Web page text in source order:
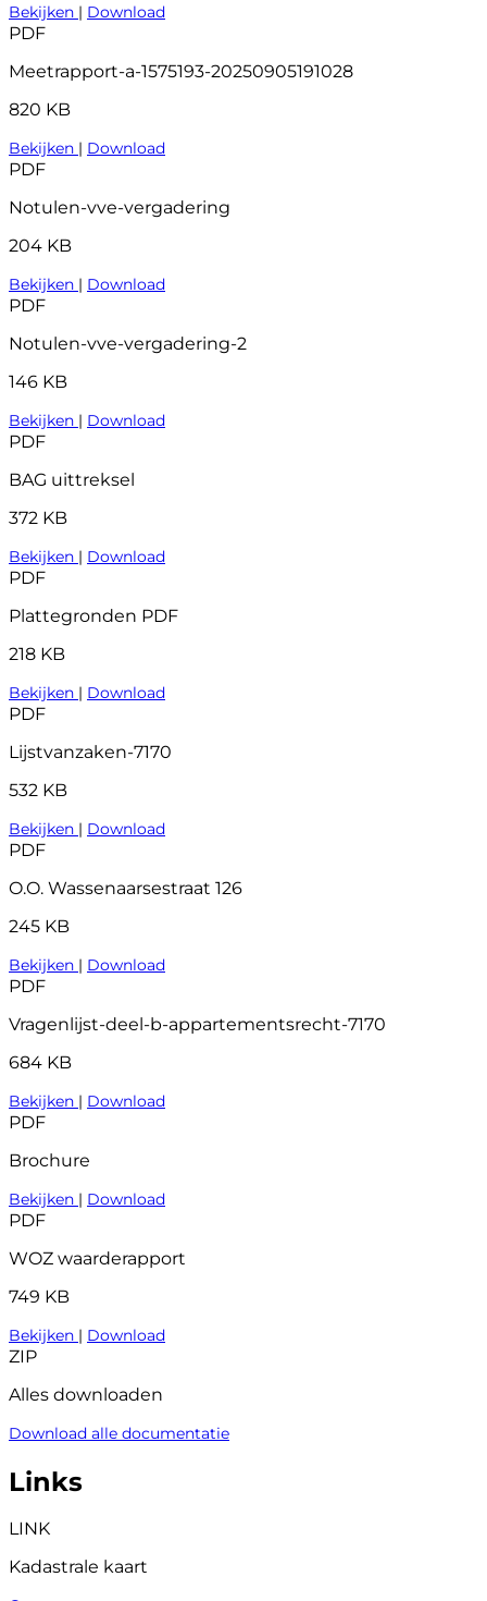
Bekijken | Download
PDF
Meetrapport-a-1575193-20250905191028
820 KB
Bekijken | Download
PDF
Notulen-vve-vergadering
204 KB
Bekijken | Download
PDF
Notulen-vve-vergadering-2
146 KB
Bekijken | Download
PDF
BAG uittreksel
372 KB
Bekijken | Download
PDF
Plattegronden PDF
218 KB
Bekijken | Download
PDF
Lijstvanzaken-7170
532 KB
Bekijken | Download
PDF
O.O. Wassenaarsestraat 126
245 KB
Bekijken | Download
PDF
Vragenlijst-deel-b-appartementsrecht-7170
684 KB
Bekijken | Download
PDF
Brochure
Bekijken | Download
PDF
WOZ waarderapport
749 KB
Bekijken | Download
ZIP
Alles downloaden
Download alle documentatie
Links
LINK
Kadastrale kaart